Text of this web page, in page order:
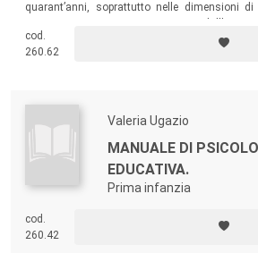
quarant’anni, soprattutto nelle dimensioni
coordinamento e dalle famiglie si integrano
che in esso hanno fatto ricerca.
cod.
260.62
Valeria Ugazio
MANUALE DI
EDUCATIVA.
Prima infanzia
cod.
260.42